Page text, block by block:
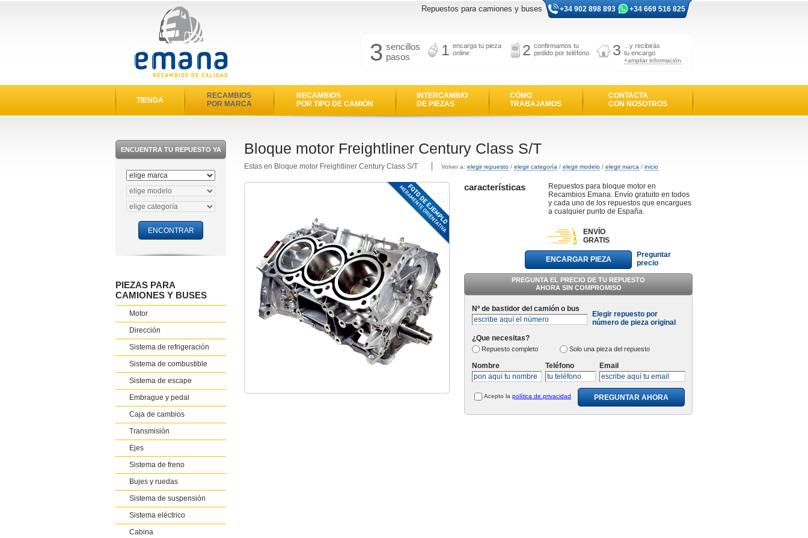
Repuestos para camiones y buses +34 902 898 893 +34 669 516 825
3 sencillos
pasos
1 encarga tu pieza
online
2 confirmamos tu
pedido por teléfono
3
...y recibirás
tu encargo
+ampliar información
TIENDA
RECAMBIOS
POR MARCA
RECAMBIOS
POR TIPO DE CAMIÓN
INTERCAMBIO
DE PIEZAS
CÓMO
TRABAJAMOS
CONTACTA
CON NOSOTROS
ENCUENTRA TU REPUESTO YA
PIEZAS PARA
CAMIONES Y BUSES
Motor
Dirección
Sistema de refrigeración
Sistema de combustible
Sistema de escape
Embrague y pedal
Caja de cambios
Transmisión
Ejes
Sistema de freno
Bujes y ruedas
Sistema de suspensión
Sistema eléctrico
Cabina
Bloque motor Freightliner Century Class S/T
Estas en Bloque motor Freightliner Century Class S/T Volver a: elegir repuesto / elegir categoría / elegir modelo / elegir marca / inicio
características
Repuestos para bloque motor en
Recambios Emana. Envío gratuito en todos
y cada uno de los repuestos que encargues
a cualquier punto de España.
ENVÍO
GRATIS
ENCARGAR PIEZA
Preguntar
precio
PREGUNTA EL PRECIO DE TU REPUESTO
AHORA SIN COMPROMISO
Nº de bastidor del camión o bus
Elegir repuesto por
número de pieza original
¿Que necesitas?
Repuesto completo Solo una pieza del repuesto
Nombre Teléfono Email
Acepto la política de privacidad